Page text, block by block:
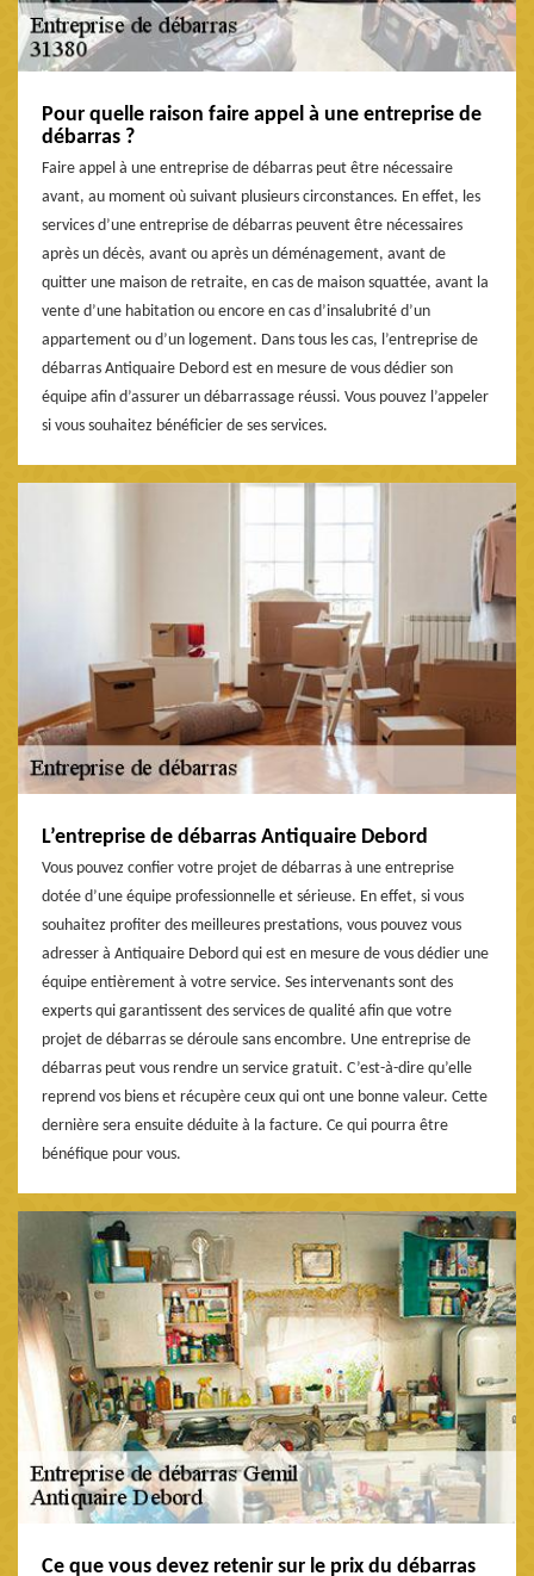
Pour quelle raison faire appel à une entreprise de
débarras ?
Faire appel à une entreprise de débarras peut être nécessaire
avant, au moment où suivant plusieurs circonstances. En effet, les
services d’une entreprise de débarras peuvent être nécessaires
après un décès, avant ou après un déménagement, avant de
quitter une maison de retraite, en cas de maison squattée, avant la
vente d’une habitation ou encore en cas d’insalubrité d’un
appartement ou d’un logement. Dans tous les cas, l’entreprise de
débarras Antiquaire Debord est en mesure de vous dédier son
équipe afin d’assurer un débarrassage réussi. Vous pouvez l’appeler
si vous souhaitez bénéficier de ses services.
L’entreprise de débarras Antiquaire Debord
Vous pouvez confier votre projet de débarras à une entreprise
dotée d’une équipe professionnelle et sérieuse. En effet, si vous
souhaitez profiter des meilleures prestations, vous pouvez vous
adresser à Antiquaire Debord qui est en mesure de vous dédier une
équipe entièrement à votre service. Ses intervenants sont des
experts qui garantissent des services de qualité afin que votre
projet de débarras se déroule sans encombre. Une entreprise de
débarras peut vous rendre un service gratuit. C’est-à-dire qu’elle
reprend vos biens et récupère ceux qui ont une bonne valeur. Cette
dernière sera ensuite déduite à la facture. Ce qui pourra être
bénéfique pour vous.
Ce que vous devez retenir sur le prix du débarras